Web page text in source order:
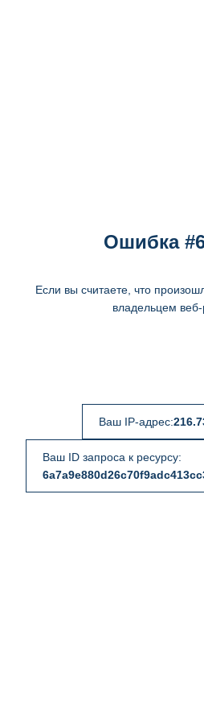
Ошибка
Если вы считаете, что
владельцем веб-
Ваш IP-адрес:
Ваш ID запроса к ресурсу: